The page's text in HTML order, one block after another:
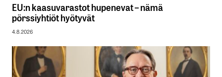
EU:n kaasuvarastot hupenevat – nämä
pörssiyhtiöt hyötyvät
4.8.2026